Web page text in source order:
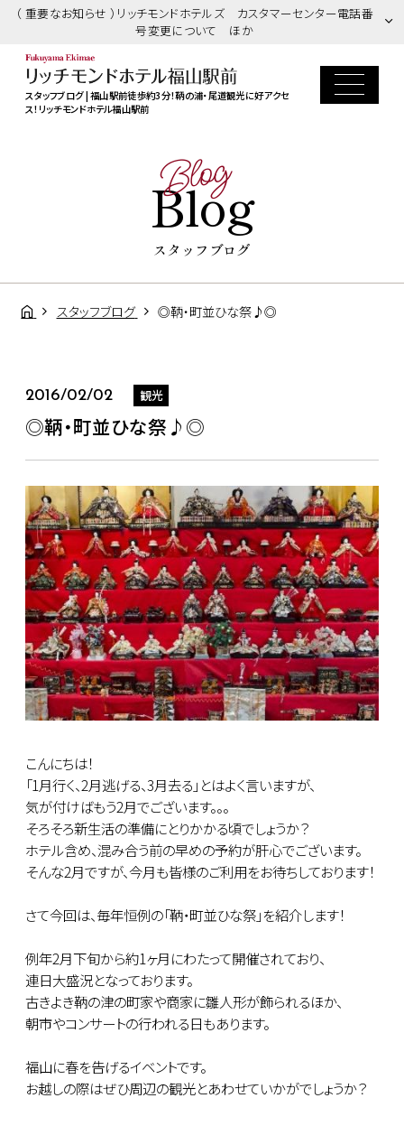
（ 重要なお知らせ ）リッチモンドホテルズ カスタマーセンター電話番
号変更について ほか
スタッフブログ | 福山駅前徒歩約3分！鞆の浦・尾道観光に好アクセ
ス！リッチモンドホテル福山駅前
Blog
Blog
スタッフブログ
スタッフブログ ◎鞆・町並ひな祭♪◎
2016/02/02 観光
◎鞆・町並ひな祭♪◎
こんにちは！
「1月行く、2月逃げる、3月去る」とはよく言いますが、
気が付けばもう2月でございます。。。
そろそろ新生活の準備にとりかかる頃でしょうか？
ホテル含め、混み合う前の早めの予約が肝心でございます。
そんな2月ですが、今月も皆様のご利用をお待ちしております！
さて今回は、毎年恒例の「鞆・町並ひな祭」を紹介します！
例年2月下旬から約1ヶ月にわたって開催されており、
連日大盛況となっております。
古きよき鞆の津の町家や商家に雛人形が飾られるほか、
朝市やコンサートの行われる日もあります。
福山に春を告げるイベントです。
お越しの際はぜひ周辺の観光とあわせていかがでしょうか？